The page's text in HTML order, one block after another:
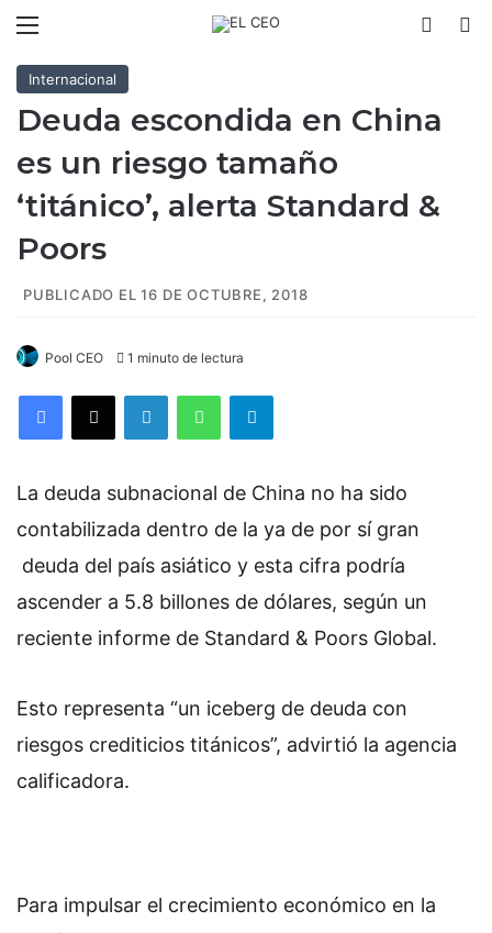
Internacional
Deuda escondida en China
es un riesgo tamaño
‘titánico’, alerta Standard &
Poors
PUBLICADO EL 16 DE OCTUBRE, 2018
Pool CEO 1 minuto de lectura
La deuda subnacional de China no ha sido
contabilizada dentro de la ya de por sí gran
deuda del país asiático y esta cifra podría
ascender a 5.8 billones de dólares, según un
reciente informe de Standard & Poors Global.
Esto representa “un iceberg de deuda con
riesgos crediticios titánicos”, advirtió la agencia
calificadora.
Para impulsar el crecimiento económico en la